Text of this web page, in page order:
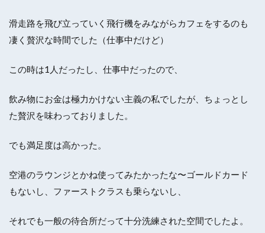
滑走路を飛び立っていく飛行機をみながらカフェをするのも
凄く贅沢な時間でした（仕事中だけど）
この時は1人だったし、仕事中だったので、
飲み物にお金は極力かけない主義の私でしたが、ちょっとし
た贅沢を味わっておりました。
でも満足度は高かった。
空港のラウンジとかね使ってみたかったな〜ゴールドカード
もないし、ファーストクラスも乗らないし、
それでも一般の待合所だって十分洗練された空間でしたよ。